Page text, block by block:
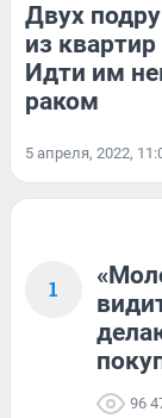
Двух
из
Идти им
раком
5 апреля, 2022,
1
96